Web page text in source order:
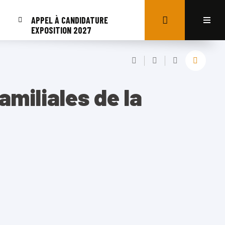
APPEL À CANDIDATURE
EXPOSITION 2027
de la